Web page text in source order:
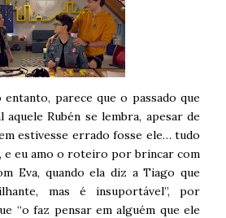
entanto, parece que o passado que
aquele Rubén se lembra, apesar de
estivesse errado fosse ele… tudo
e eu amo o roteiro por brincar com
Eva, quando ela diz a Tiago que
mas é insuportável”, por
“o faz pensar em alguém que ele